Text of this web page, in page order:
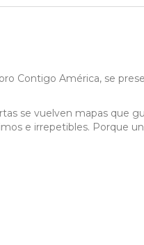
Contigo América, se
se vuelven mapas que
e irrepetibles. Porque